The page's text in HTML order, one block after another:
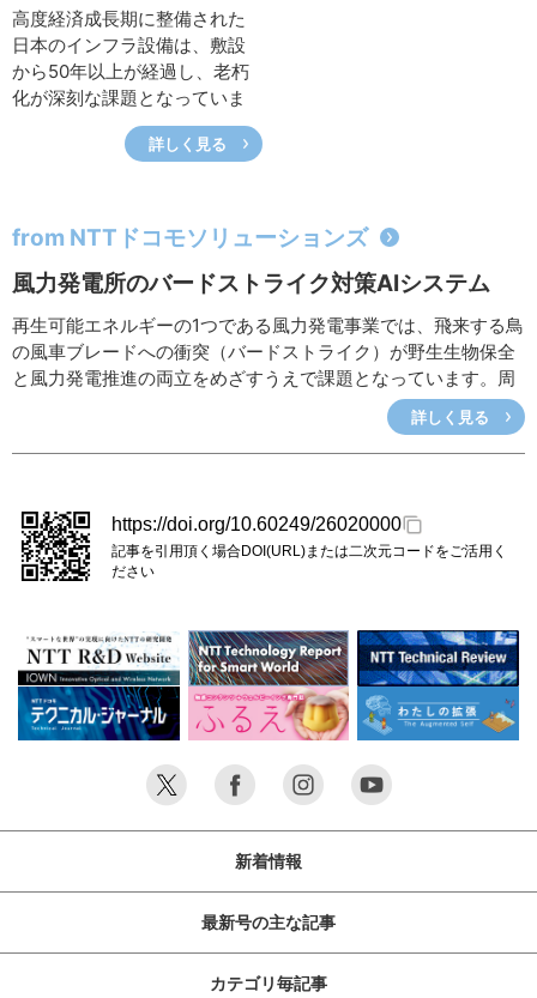
の思いや今後の研究ビジョン
について伺いました。
高度経済成長期に整備された
日本のインフラ設備は、敷設
から50年以上が経過し、老朽
化が深刻な課題となっていま
す。加えて、維持管理にかか
わる技術者不足と財源不足は
な状況にあります。このよう
な「100年に一度の大転換期」
にある社会課題の解決に向
インフラ点検サービスで注目
を集めているのが、ジャパ
ン・インフラ・ウェイマーク
に事業内容、最新の取り組
み、および「支える人を、支
えたい」というミッションに
詳しく見る
from NTTドコモソリューションズ
風力発電所のバードストライク対策AIシステム
再生可能エネルギーの1つである風力発電事業では、飛来する鳥
の風車ブレードへの衝突（バードストライク）が野生生物保全
と風力発電推進の両立をめざすうえで課題となっています。周
辺の自然環境との調和とともに社会インフラを維持することが
重要視される中で、その対策が求められています。NTTドコモ
ソリューションズはAI（人工知能）活用による「バードストラ
メラで追尾拡大撮影、AIで鳥種を画像判定するシステム）を開
発し、風力発電事業者と共に各地のフィールドで実証を行って
います。本稿ではこのシステムの必要性と技術について解説し
ます。
詳しく見る
https://doi.org/10.60249/26020000
記事を引用頂く場合DOI(URL)または二次元コードをご活用く
ださい
新着情報
最新号の主な記事
カテゴリ毎記事